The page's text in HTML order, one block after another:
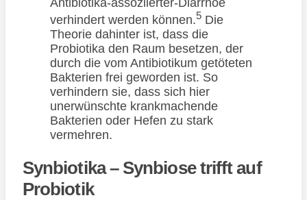
Antibiotika-assoziierter-Diarrhöe
verhindert werden können.5 Die
Theorie dahinter ist, dass die
Probiotika den Raum besetzen, der
durch die vom Antibiotikum getöteten
Bakterien frei geworden ist. So
verhindern sie, dass sich hier
unerwünschte krankmachende
Bakterien oder Hefen zu stark
vermehren.
Synbiotika – Synbiose trifft auf
Probiotik